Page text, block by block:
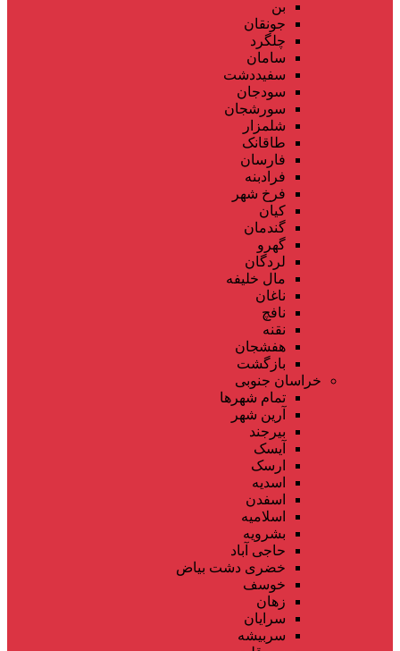
بن
جونقان
چلگرد
سامان
سفیددشت
سودجان
سورشجان
شلمزار
طاقانک
فارسان
فرادبنه
فرخ شهر
کیان
گندمان
گهرو
لردگان
مال خلیفه
ناغان
نافچ
نقنه
هفشجان
بازگشت
خراسان جنوبی
تمام شهر‌ها
آرین شهر
بیرجند
آیسک
ارسک
اسدیه
اسفدن
اسلامیه
بشرویه
حاجی آباد
خضری دشت بیاض
خوسف
زهان
سرایان
سربیشه